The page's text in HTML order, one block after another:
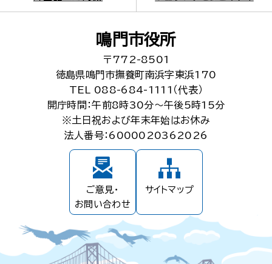
鳴門市役所
〒772-8501
徳島県鳴門市撫養町南浜字東浜170
TEL 088-684-1111（代表）
開庁時間：午前8時30分～午後5時15分
※土日祝および年末年始はお休み
法人番号：6000020362026
ご意見・
お問い合わせ
サイトマップ